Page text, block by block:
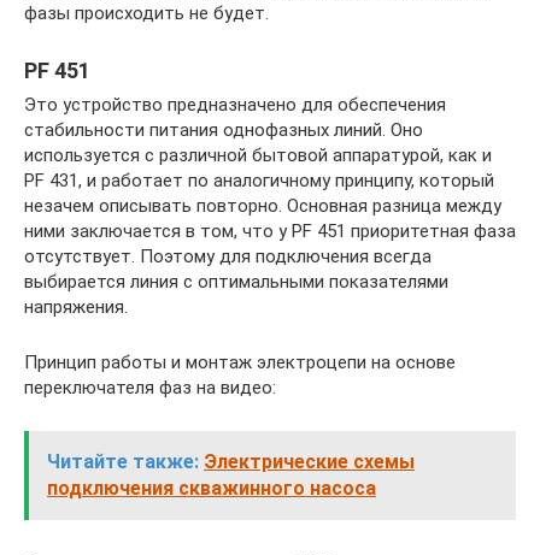
фазы происходить не будет.
PF 451
Это устройство предназначено для обеспечения
стабильности питания однофазных линий. Оно
используется с различной бытовой аппаратурой, как и
PF 431, и работает по аналогичному принципу, который
незачем описывать повторно. Основная разница между
ними заключается в том, что у PF 451 приоритетная фаза
отсутствует. Поэтому для подключения всегда
выбирается линия с оптимальными показателями
напряжения.
Принцип работы и монтаж электроцепи на основе
переключателя фаз на видео:
Читайте также: Электрические схемы
подключения скважинного насоса